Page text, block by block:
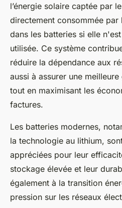
l’énergie solaire captée par
directement consommée
dans les batteries si elle
utilisée. Ce système
réduire la dépendance aux
aussi à assurer une meilleure
tout en maximisant les
factures.
Les batteries modernes,
la technologie au lithium,
appréciées pour leur
stockage élevée et leur
également à la transition
pression sur les réseaux